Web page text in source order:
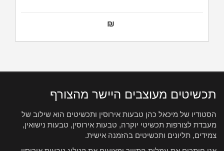
₪
תכשיטים מעוצבים היישר מהצורף
הסטודיו של מיכאל כהן טבעות אירוסין ותכשיטים הוא שילוב של
מעבדת לצורפות תכשיטי יוקרה, טבעות אירוסין, טבעות נישואין,
צמידים, תליונים ותכשיטים בהזמנה אישית.